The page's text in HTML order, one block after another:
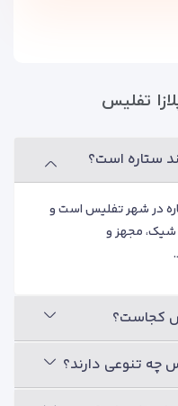
غذایی خود را در محیطی
بعد از
گفت‌وگو و استراحت
از خرید، پیاده‌روی یا
بگیرند و سپس برنامه خود
پایان روز
است که می‌خواهند در
استراحت اختصاص دهند. این
تفلیس
ستاره است؟
پلازا تفلیس یک هتل ۴ ستاره در شهر تفلیس است و
شیک، مجهز و
کجاست؟
چه تنوعی دارند؟